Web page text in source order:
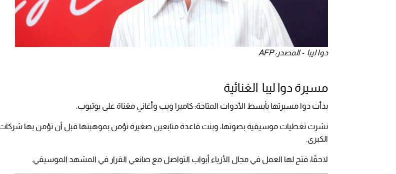
دوا ليبا - المصدر: AFP
مسيرة دوا ليبا الغنائية
بدأت دوا مسيرتها بأبسط الأدوات المتاحة: كاميرا ويب وأغاني مغناة على يوتيوب.
نشرت تغطيات موسيقية بصوتها، وبنت قاعدة متابعين صغيرة تؤمن بموهبتها قبل أن تؤمن بها شركات
الكبرى.
لاحقًا، فتح لها العمل في مجال الأزياء أبواب التواصل مع صانعي القرار في المشهد الموسيقي.